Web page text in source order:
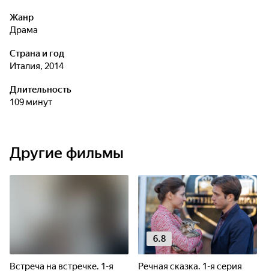
Жанр
драма
Страна и год
Италия, 2014
Длительность
109 минут
Другие фильмы
Встреча на встречке. 1-я
6.8
Речная сказка. 1-я серия